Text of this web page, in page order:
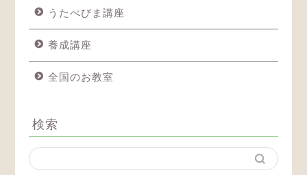
うたべびま講座
養成講座
全国のお教室
検索